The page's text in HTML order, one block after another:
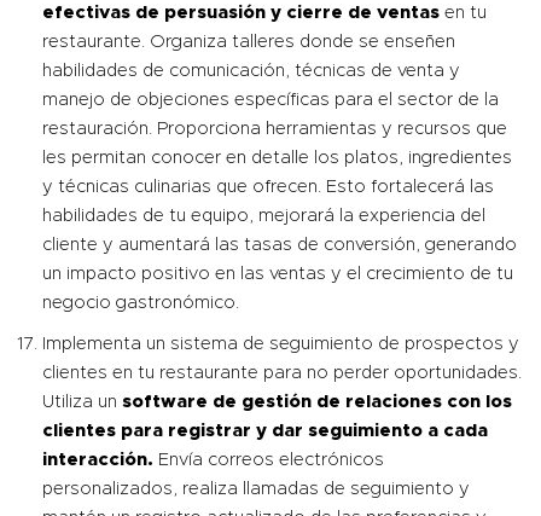
efectivas de persuasión y cierre de ventas en tu
restaurante. Organiza talleres donde se enseñen
habilidades de comunicación, técnicas de venta y
manejo de objeciones específicas para el sector de la
restauración. Proporciona herramientas y recursos que
les permitan conocer en detalle los platos, ingredientes
y técnicas culinarias que ofrecen. Esto fortalecerá las
habilidades de tu equipo, mejorará la experiencia del
cliente y aumentará las tasas de conversión, generando
un impacto positivo en las ventas y el crecimiento de tu
negocio gastronómico.
Implementa un sistema de seguimiento de prospectos y
clientes en tu restaurante para no perder oportunidades.
Utiliza un software de gestión de relaciones con los
clientes para registrar y dar seguimiento a cada
interacción. Envía correos electrónicos
personalizados, realiza llamadas de seguimiento y